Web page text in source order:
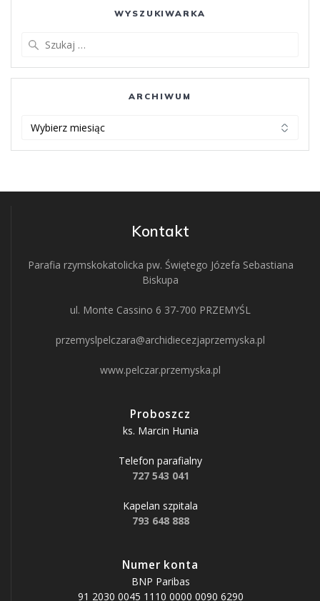
WYSZUKIWARKA
ARCHIWUM
Kontakt
Parafia rzymskokatolicka pw. Świętego Józefa Sebastiana
Biskupa
ul. Monte Cassino 6 37-700 PRZEMYŚL
przemyslpelczara@archidiecezjaprzemyska.pl
www.pelczar.przemyska.pl
Proboszcz
ks. Marcin Hunia
Telefon parafialny
727 543 041
Kapelan szpitala
793 648 888
Numer konta
BNP Paribas
91 2030 0045 1110 0000 0090 6290